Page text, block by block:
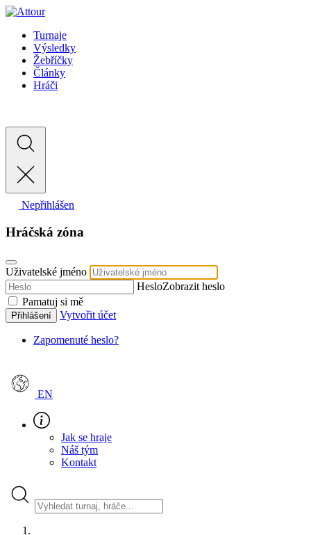
Turnaje
Výsledky
Žebříčky
Články
Hráči
Nepřihlášen
Hráčská zóna
Uživatelské jméno
HesloZobrazit heslo
Pamatuj si mě
Přihlášení Vytvořit účet
Zapomenuté heslo?
EN
Jak se hraje
Náš tým
Kontakt